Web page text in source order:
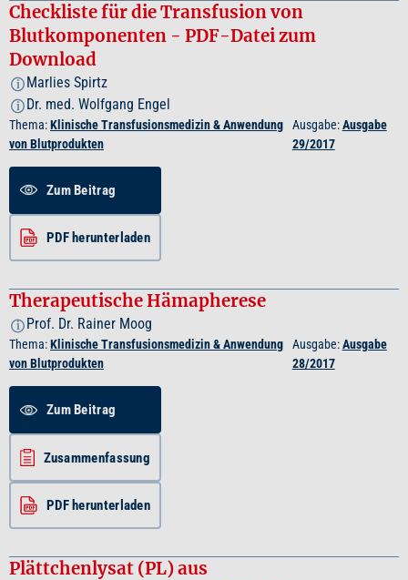
Checkliste für die Transfusion von
Blutkomponenten - PDF-Datei zum
Download
i Marlies Spirtz
i Dr. med. Wolfgang Engel
Thema:Klinische Transfusionsmedizin & Anwendung
von Blutprodukten
Ausgabe:Ausgabe
29/2017
Zum Beitrag
PDF herunterladen
Therapeutische Hämapherese
i Prof. Dr. Rainer Moog
Thema:Klinische Transfusionsmedizin & Anwendung
von Blutprodukten
Ausgabe:Ausgabe
28/2017
Zum Beitrag
Zusammenfassung
PDF herunterladen
Plättchenlysat (PL) aus